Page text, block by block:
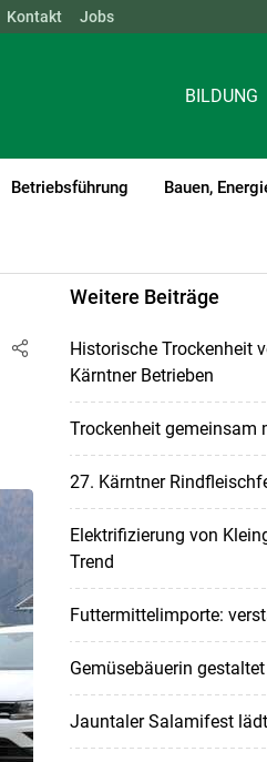
Kontakt Jobs
BILDUNG
Betriebsführung Bauen,
Weitere Beiträge
Historische Trockenheit
Kärntner Betrieben
Trockenheit gemeinsam
27. Kärntner
Elektrifizierung von
Trend
Futtermittelimporte:
Gemüsebäuerin
Jauntaler Salamifest